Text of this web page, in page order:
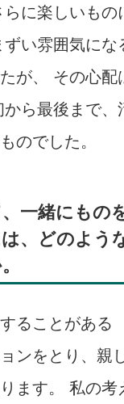
に楽しいもの
い雰囲気にな
が、 その心配
ら最後まで、
のでした。
一緒にもの
、どのよう
ることがある
ンをとり、親
ます。 私の考